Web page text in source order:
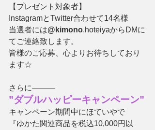
【プレゼント対象者】
InstagramとTwitter合わせて14名様
当選者には@kimono.hoteiyaからDMに
てご連絡致します。
皆様のご応募、心よりお待ちしており
ます☆
さらに―――
”ダブルハッピーキャンペーン”
キャンペーン期間中にほていやで
『ゆかた関連商品を税込10,000円以